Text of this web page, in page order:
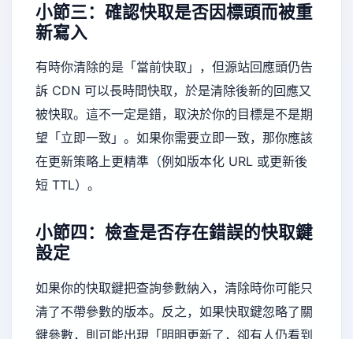
小節三：確認快取是否因標頭而被重
新寫入
有時你清除的是「當前快取」，但源站回應頭仍告
訴 CDN 可以長時間快取，於是清除後新的回應又
被快取。這不一定是錯，取決於你的目標是不是期
望「立即一致」。如果你需要立即一致，那你應該
在更新策略上更精準（例如版本化 URL 或更新後
短 TTL）。
小節四：檢查是否存在錯誤的快取鍵
設定
如果你的快取鍵把查詢參數納入，清除時你可能只
清了不帶參數的版本。反之，如果快取鍵忽略了關
鍵參數，則可能出現「明明更新了，卻有人仍看到